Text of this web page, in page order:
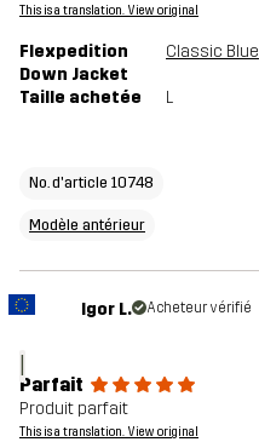
This is a translation. View original
Flexpedition
Down Jacket
Classic Blue
Taille achetée L
No. d'article 10748
Modèle antérieur
I
Igor L. Acheteur vérifié
Parfait
Produit parfait
This is a translation. View original